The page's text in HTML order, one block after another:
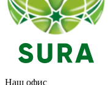
Наш офис